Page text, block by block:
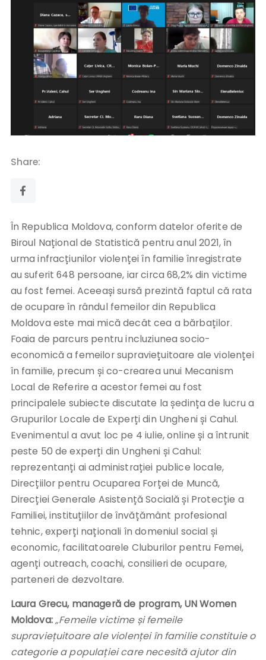
În Republica Moldova, conform datelor oferite de
Biroul Național de Statistică pentru anul 2021, în
urma infracțiunilor violenței în familie înregistrate
au suferit 648 persoane, iar circa 68,2% din victime
au fost femei. Aceeași sursă prezintă faptul că rata
de ocupare în rândul femeilor din Republica
Moldova este mai mică decât cea a bărbaților.
Foaia de parcurs pentru incluziunea socio-
economică a femeilor supraviețuitoare ale violenței
în familie, precum și co-crearea unui Mecanism
Local de Referire a acestor femei au fost
principalele subiecte discutate la ședința de lucru a
Grupurilor Locale de Experți din Ungheni și Cahul.
Evenimentul a avut loc pe 4 iulie, online și a întrunit
peste 50 de experți din Ungheni și Cahul:
reprezentanți ai administrației publice locale,
Direcțiilor pentru Ocuparea Forței de Muncă,
Direcției Generale Asistență Socială și Protecție a
Familiei, instituțiilor de învățământ profesional
tehnic, experți naționali în domeniul social și
economic, facilitatoarele Cluburilor pentru Femei,
agenți outreach, coachi, consilieri de ocupare,
parteneri de dezvoltare.
Laura Grecu, manageră de program, UN Women
Moldova:„Femeile victime și femeile
supraviețuitoare ale violenței în familie constituie o
categorie a populației care necesită ajutor din
Share: